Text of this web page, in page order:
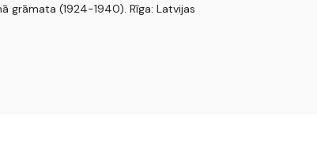
grāmata (1924-1940). Rīga: Latvijas